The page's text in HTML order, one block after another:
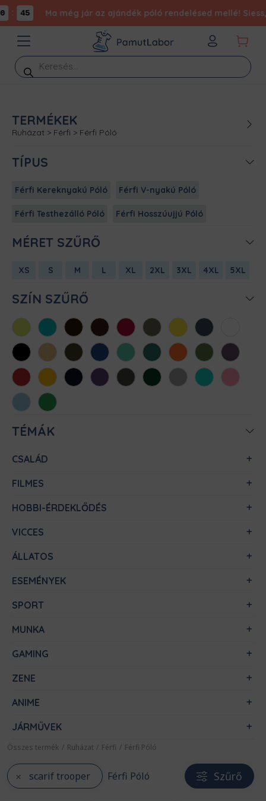
45 Ma még jár az ajándék póló rendelésed mellé!
Products
search
TERMÉKEK
Ruházat > Férfi > Férfi Póló
TÍPUS
Férfi Kereknyakú Póló Férfi V-nyakú Póló
Férfi Testhezálló Póló Férfi Hosszúujjú Póló
MÉRET SZŰRŐ
XS S M L XL 2XL 3XL 4XL 5XL
SZÍN SZŰRŐ
AlmazöldAtollkékBarnaBordóChili Cink Citromsárga
Denim
FeketeHomokKhaki KirálykékMentaMéregzöld
NarancsOliva Padlizsán
Piros SárgaSötétkékSötétlilaSötétszürke
SötétzöldSportszürke
Türkiz
Világos
rózsaszín
Világoskék
Zöld
TÉMÁK
CSALÁD
FILMES
HOBBI-ÉRDEKLŐDÉS
VICCES
ÁLLATOS
ESEMÉNYEK
SPORT
MUNKA
GAMING
ZENE
ANIME
JÁRMŰVEK
Összes termék / Ruházat / Férfi / Férfi Póló
scarif trooper Férfi Póló Szűrő